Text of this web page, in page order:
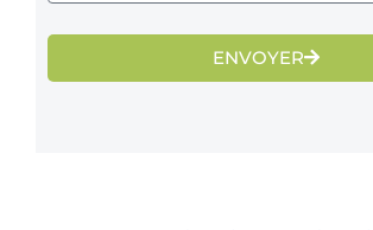
ENVOYER